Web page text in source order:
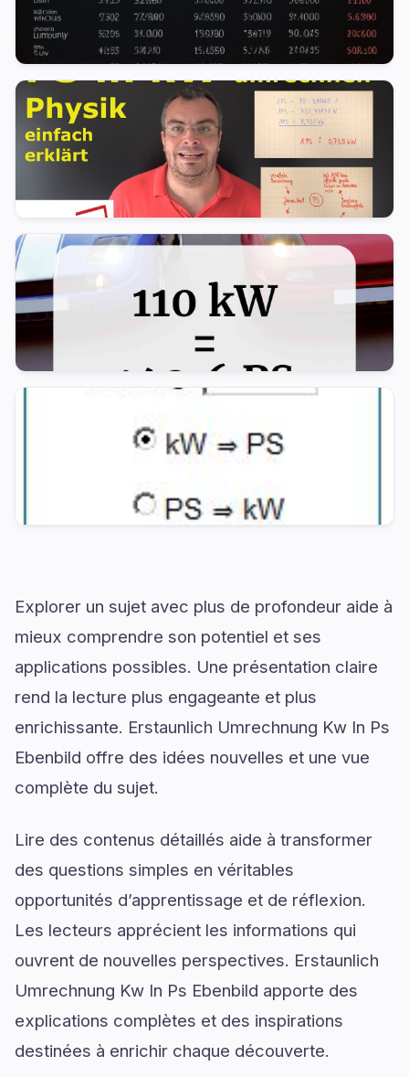
Explorer un sujet avec plus de profondeur aide à
mieux comprendre son potentiel et ses
applications possibles. Une présentation claire
rend la lecture plus engageante et plus
enrichissante. Erstaunlich Umrechnung Kw In Ps
Ebenbild offre des idées nouvelles et une vue
complète du sujet.
Lire des contenus détaillés aide à transformer
des questions simples en véritables
opportunités d’apprentissage et de réflexion.
Les lecteurs apprécient les informations qui
ouvrent de nouvelles perspectives. Erstaunlich
Umrechnung Kw In Ps Ebenbild apporte des
explications complètes et des inspirations
destinées à enrichir chaque découverte.